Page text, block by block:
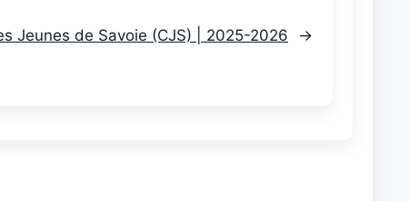
Jeunes de Savoie (CJS) | 2025-2026 →